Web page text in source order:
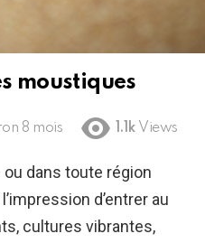
moustiques
8 mois 1.1k Views
dans toute région
d’entrer au
cultures vibrantes,